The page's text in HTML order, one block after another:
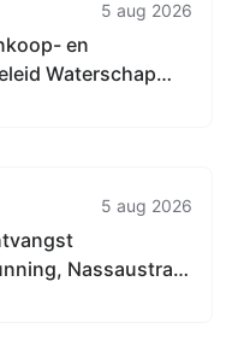
5 aug 2026
en
Waterschap
5 aug 2026
Nassaustraat